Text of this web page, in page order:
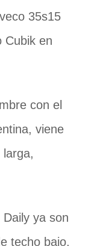
35s15
Cubik en
con el
viene
ya son
techo bajo,